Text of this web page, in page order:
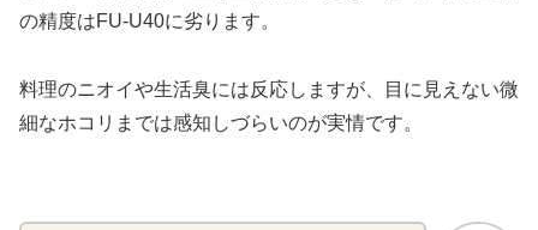
の精度はFU-U40に劣ります。
料理のニオイや生活臭には反応しますが、目に見えない微
細なホコリまでは感知しづらいのが実情です。